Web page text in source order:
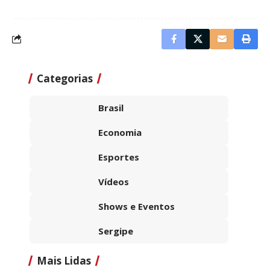
Categorias
Brasil
Economia
Esportes
Vídeos
Shows e Eventos
Sergipe
Mais Lidas